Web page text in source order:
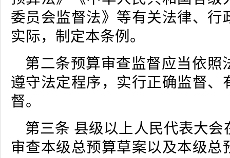
委员会监督法》等有关法律、行
实际，制定本条例。
第二条预算审查监督应当依照
遵守法定程序，实行正确监督、
督。
第三条 县级以上人民代表大会
审查本级总预算草案以及本级总